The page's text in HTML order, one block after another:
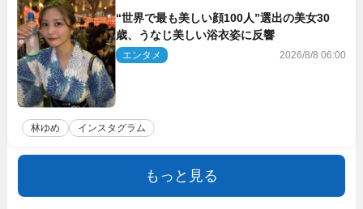
“世界で最も美しい顔100人”選出の美女30
歳、うなじ美しい浴衣姿に反響
エンタメ 2026/8/8 06:00
林ゆめ インスタグラム
もっと見る